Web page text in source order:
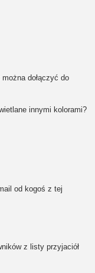
dołączyć do
innymi kolorami?
od kogoś z tej
z listy przyjaciół